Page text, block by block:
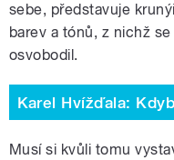
sebe, představuje
barev a tónů, z nichž
osvobodil.
Karel Hvížďala:
Musí si kvůli tomu